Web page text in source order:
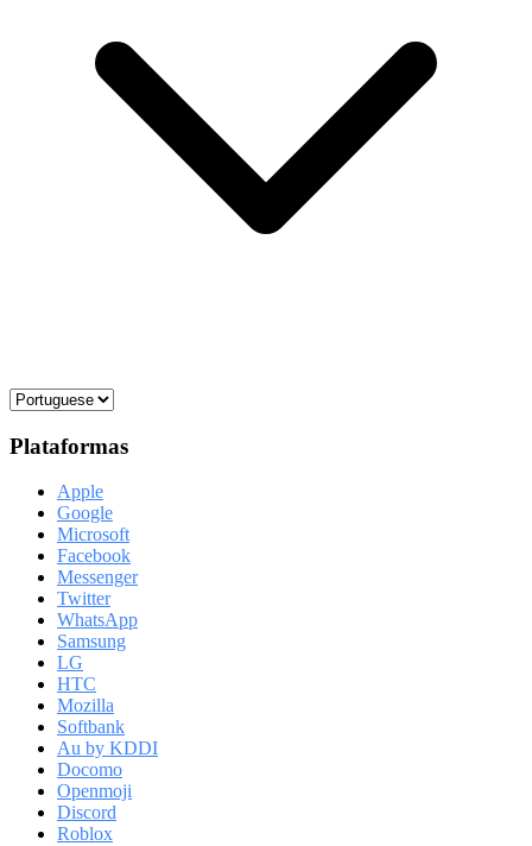
Plataformas
Apple
Google
Microsoft
Facebook
Messenger
Twitter
WhatsApp
Samsung
LG
HTC
Mozilla
Softbank
Au by KDDI
Docomo
Openmoji
Discord
Roblox